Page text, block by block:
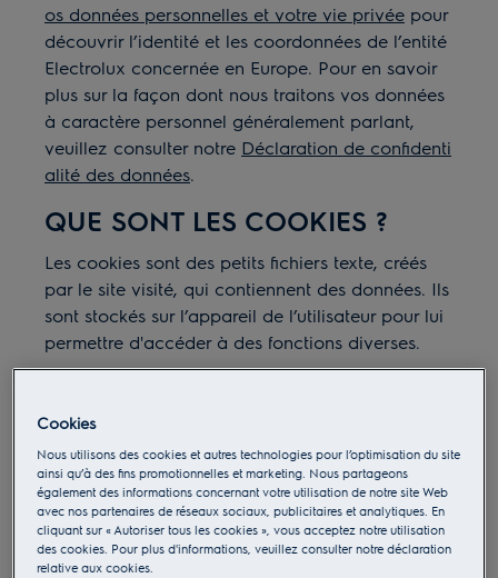
os données personnelles et votre vie privée pour
découvrir l’identité et les coordonnées de l’entité
Electrolux concernée en Europe. Pour en savoir
plus sur la façon dont nous traitons vos données
à caractère personnel généralement parlant,
veuillez consulter notre Déclaration de confidenti
alité des données.
QUE SONT LES COOKIES ?
Les cookies sont des petits fichiers texte, créés
par le site visité, qui contiennent des données. Ils
sont stockés sur l’appareil de l’utilisateur pour lui
permettre d'accéder à des fonctions diverses.
limitation de la technologie du Web. Les pages
disposent pas de mémoire et ne peuvent pas
facilement transférer des informations entre elles.
Ainsi, les cookies fournissent une sorte de
mémoire pour les pages Web.
Cookies
Nous utilisons des cookies et autres technologies pour l’optimisation du site
ainsi qu’à des fins promotionnelles et marketing. Nous partageons
également des informations concernant votre utilisation de notre site Web
avec nos partenaires de réseaux sociaux, publicitaires et analytiques. En
cliquant sur « Autoriser tous les cookies », vous acceptez notre utilisation
des cookies. Pour plus d'informations, veuillez consulter notre déclaration
relative aux cookies.